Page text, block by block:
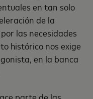
en tan solo
de la
las necesidades
histórico nos exige
en la banca
parte de las